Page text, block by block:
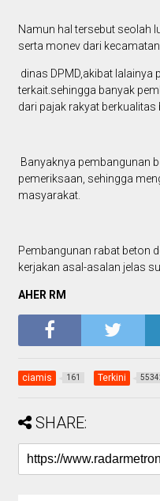
Namun hal tersebut seolah
serta monev dari
dinas DPMD,akibat lalainya
terkait.sehingga banyak
dari pajak rakyat berkualitas
Banyaknya pembangunan
pemeriksaan, sehingga
masyarakat.
Pembangunan rabat beton
kerjakan asal-asalan jelas
AHER RM
ciamis 161 Terkini
SHARE: